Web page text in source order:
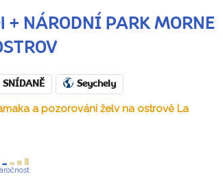
NÁRODNÍ PARK MORNE
SNÍDANĚ Seychely
a pozorování želv na ostrově La